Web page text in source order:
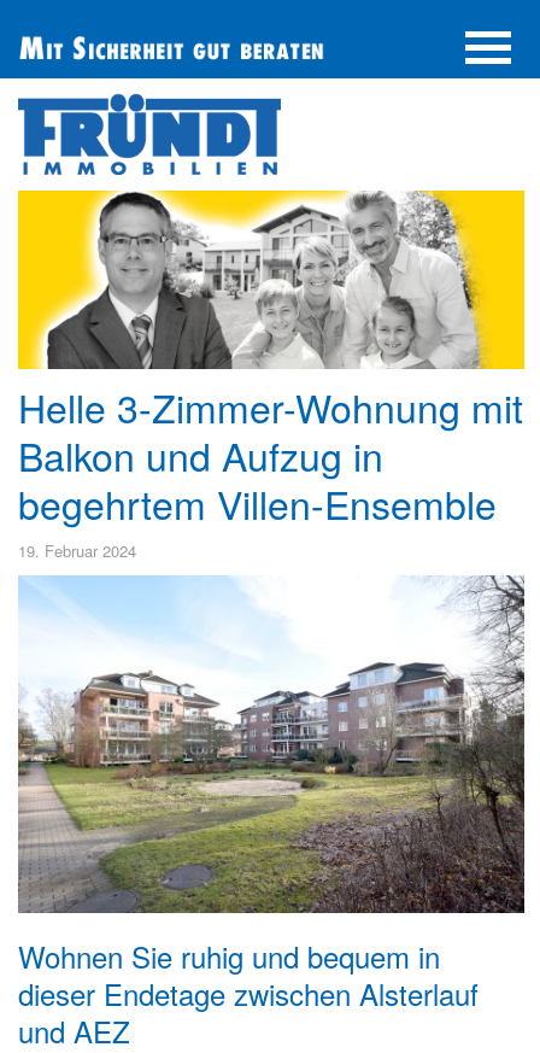
UNTERNEHMEN
IMMOBILIE FINDEN
IMMOBILIE ANBIETEN
BERATUNG
ÜBER UNS
SERVICE
Helle 3-Zimmer-Wohnung mit
Balkon und Aufzug in
begehrtem Villen-Ensemble
19. Februar 2024
Wohnen Sie ruhig und bequem in
dieser Endetage zwischen Alsterlauf
und AEZ